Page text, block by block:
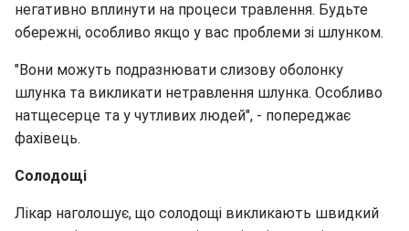
негативно вплинути на процеси травлення. Будьте
обережні, особливо якщо у вас проблеми зі шлунком.
"Вони можуть подразнювати слизову оболонку
шлунка та викликати нетравлення шлунка. Особливо
натщесерце та у чутливих людей", - попереджає
фахівець.
Солодощі
Лікар наголошує, що солодощі викликають швидкий